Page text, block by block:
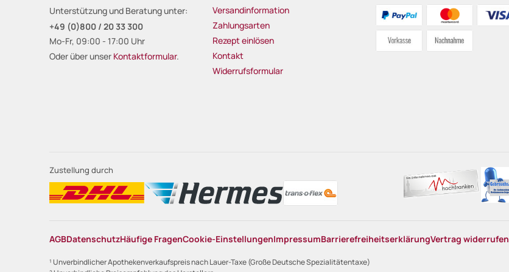
Unterstützung und Beratung unter:
+49 (0)800 / 20 33 300
Mo-Fr, 09:00 - 17:00 Uhr
Oder über unser Kontaktformular.
Versandinformation
Zahlungsarten
Rezept einlösen
Kontakt
Widerrufsformular
Zustellung durch
AGBDatenschutzHäufige FragenCookie-EinstellungenImpressumBarrierefreiheitserklärungVertrag widerrufen
¹ Unverbindlicher Apothekenverkaufspreis nach Lauer-Taxe (Große Deutsche Spezialitätentaxe)